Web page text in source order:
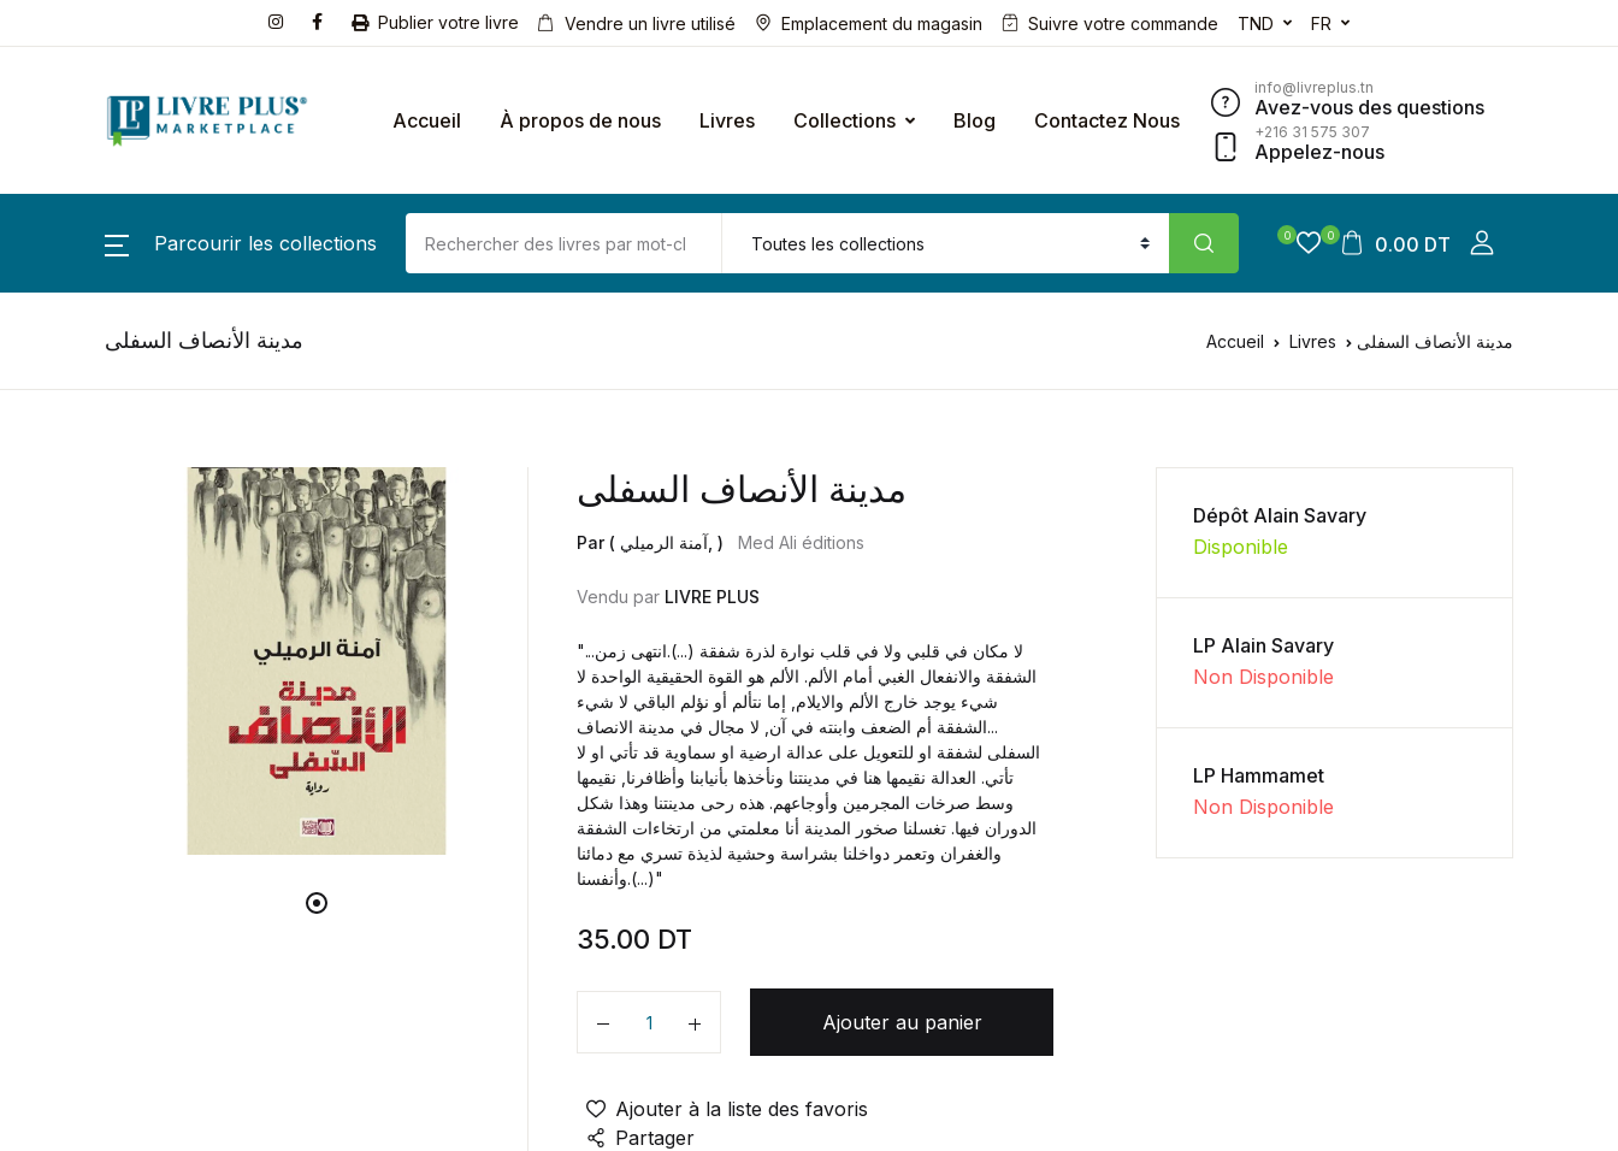
Publier votre livre Vendre un livre utilisé Emplacement du magasin Suivre votre commande TND FR
Accueil À propos de nous Livres Collections Blog Contactez Nous
info@livreplus.tn
Avez-vous des questions
+216 31 575 307
Appelez-nous
Parcourir les collections 0 0 0.00 DT
مدينة الأنصاف السفلى Accueil Livres مدينة الأنصاف السفلى
مدينة الأنصاف السفلى
Par ( آمنة الرميلي, ) Med Ali éditions
Vendu par LIVRE PLUS
"...لا مكان في قلبي ولا في قلب نوارة لذرة شفقة (...).انتهى زمن
الشفقة والانفعال الغبي أمام الألم. الألم هو القوة الحقيقية الواحدة لا
شيء يوجد خارج الألم والايلام, إما نتألم أو نؤلم الباقي لا شيء
...الشفقة أم الضعف وابنته في آن, لا مجال في مدينة الانصاف
السفلى لشفقة او للتعويل على عدالة ارضية او سماوية قد تأتي او لا
تأتي. العدالة نقيمها هنا في مدينتنا ونأخذها بأنيابنا وأظافرنا, نقيمها
وسط صرخات المجرمين وأوجاعهم. هذه رحى مدينتنا وهذا شكل
الدوران فيها. تغسلنا صخور المدينة أنا معلمتي من ارتخاءات الشفقة
والغفران وتعمر دواخلنا بشراسة وحشية لذيذة تسري مع دمائنا
وأنفسنا.(...)"
35.00 DT
Quantité
Ajouter au panier
Ajouter à la liste des favoris
Partager
Dépôt Alain Savary
Disponible
LP Alain Savary
Non Disponible
LP Hammamet
Non Disponible